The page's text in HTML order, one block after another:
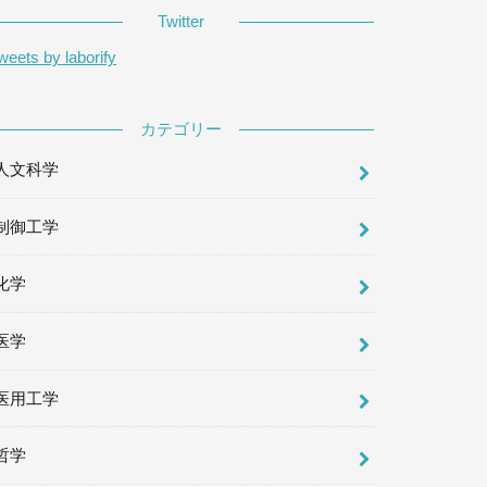
Twitter
by laborify
カテゴリー
文科学
御工学
学
学
用工学
学